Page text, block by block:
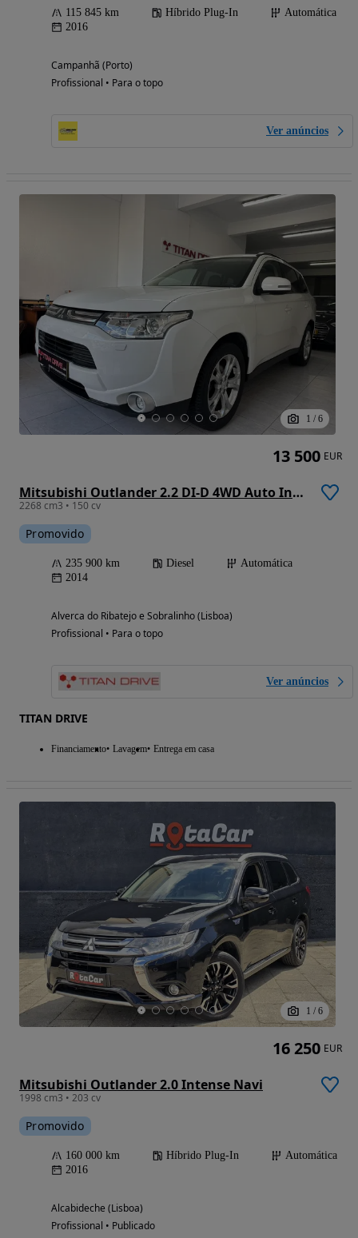
115 845 km Híbrido Plug-In
Automática
2016
Campanhã (Porto)
Profissional • Para o topo
Ver anúncios
1 / 6
Mitsubishi Outlander 2.2 DI-D 4WD Auto Instyle
2268 cm3 • 150 cv
Promovido
235 900 km Diesel
Automática
2014
Alverca do Ribatejo e Sobralinho (Lisboa)
Profissional • Para o topo
Ver anúncios
TITAN DRIVE
Financiamento Lavagem Entrega em casa
13 500 EUR
1 / 6
Mitsubishi Outlander 2.0 Intense Navi
1998 cm3 • 203 cv
Promovido
160 000 km Híbrido Plug-In
Automática
2016
Alcabideche (Lisboa)
Profissional • Publicado
16 250 EUR